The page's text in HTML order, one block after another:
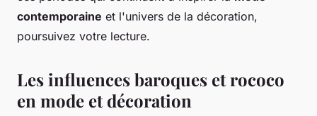
contemporaine et l'univers de la décoration,
poursuivez votre lecture.
Les influences baroques et rococo
en mode et décoration